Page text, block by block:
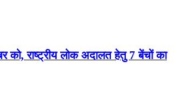
को, राष्ट्रीय लोक अदालत हेतु 7 बेंचों का